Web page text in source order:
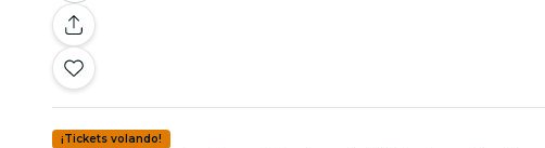
¡Tickets volando!